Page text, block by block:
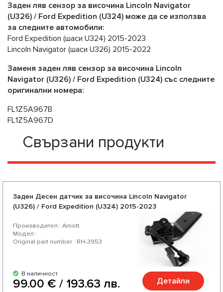
Заден ляв сензор за височина Lincoln Navigator
(U326) / Ford Expedition (U324) може да се използва
за следните автомобили:
Ford Expedition (шаси U324) 2015-2023
Lincoln Navigator (шаси U326) 2015-2022
Заменя заден ляв сензор за височина Lincoln
Navigator (U326) / Ford Expedition (U324) със следните
оригинални номера:
FL1Z5A967B
FL1Z5A967D
Свързани продукти
Заден Десен датчик за височина Lincoln Navigator
(U326) / Ford Expedition (U324) 2015-2023
Производител : Arnott
Модел :
Original part number : RH-3953
В наличност
99.00 € / 193.63 лв. Детайли